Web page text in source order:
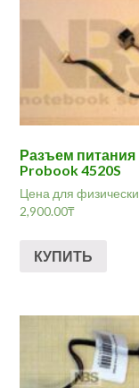
Разъем питания
Probook 4520S
Цена для
2,900.00₸
КУПИТЬ